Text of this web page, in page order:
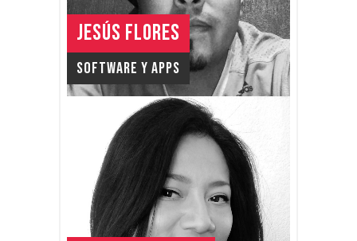
JESÚS FLORES
Software y APPS